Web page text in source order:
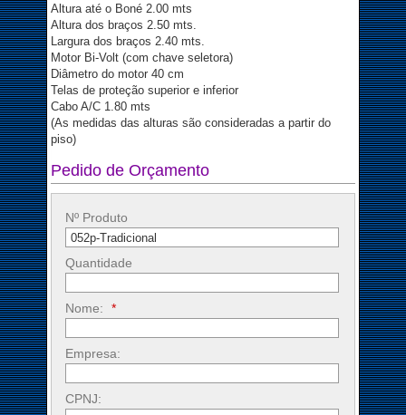
Altura até o Boné 2.00 mts
Altura dos braços 2.50 mts.
Largura dos braços 2.40 mts.
Motor Bi-Volt (com chave seletora)
Diâmetro do motor 40 cm
Telas de proteção superior e inferior
Cabo A/C 1.80 mts
(As medidas das alturas são consideradas a partir do
piso)
Pedido de Orçamento
Nº Produto
Quantidade
Nome: *
Empresa:
CPNJ: